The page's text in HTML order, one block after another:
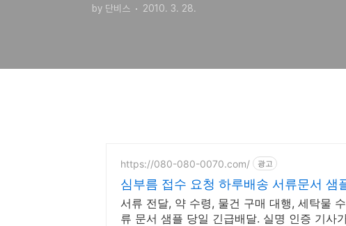
by 단비스 2010. 3. 28.
https://080-080-0070.com/ 광고
심부름 접수 요청 하루배송 서류문서 샘
서류 전달, 약 수령, 물건 구매 대행, 세탁물
류 문서 샘플 당일 긴급배달. 실명 인증 기사